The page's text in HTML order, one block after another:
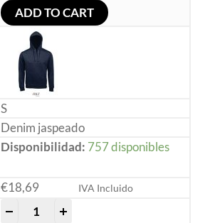
ADD TO CART
S
Denim jaspeado
Disponibilidad: 757 disponibles
€18,69 IVA Incluido